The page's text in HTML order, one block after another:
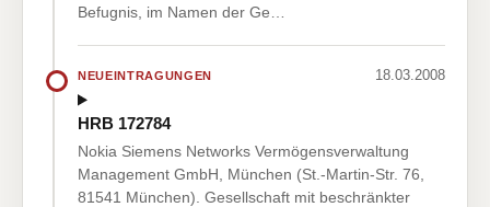
Befugnis, im Namen der Ge…
NEUEINTRAGUNGEN 18.03.2008
HRB 172784
Nokia Siemens Networks Vermögensverwaltung
Management GmbH, München (St.-Martin-Str. 76,
81541 München). Gesellschaft mit beschränkter